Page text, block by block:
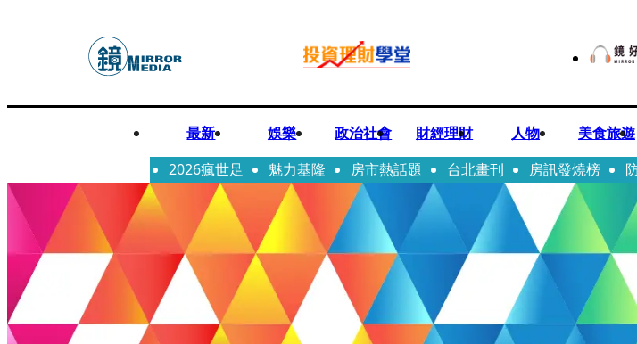
最新 娛樂 政治社會 財經理財 人物 美食旅遊
2026瘋世足
魅力基隆 房市熱話題 台北畫刊 房訊發燒榜